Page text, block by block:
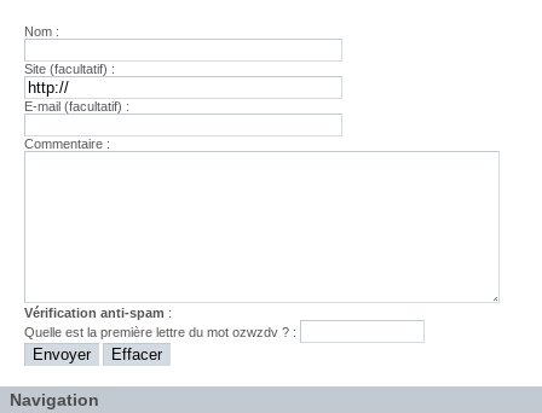
Nom :
Site (facultatif) :
E-mail (facultatif) :
Commentaire :
Vérification anti-spam :
Quelle est lapremière lettre du motozwzdv ? :
Navigation